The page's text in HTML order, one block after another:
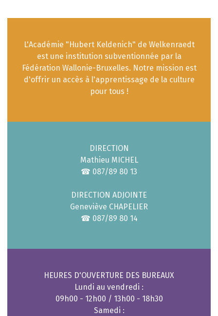
L'Académie "Hubert Keldenich" de Welkenraedt
est une institution subventionnée par la
Fédération Wallonie-Bruxelles. Notre mission est
d'offrir un accès à l'apprentissage de la culture
pour tous !
DIRECTION
Mathieu MICHEL
☎ 087/89 80 13
DIRECTION ADJOINTE
Geneviève CHAPELIER
☎ 087/89 80 14
HEURES D'OUVERTURE DES BUREAUX
Lundi au vendredi :
09h00 - 12h00 / 13h00 - 18h30
Samedi :